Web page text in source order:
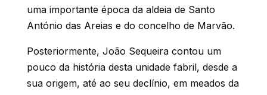
uma importante época da aldeia de Santo
António das Areias e do concelho de Marvão.
Posteriormente, João Sequeira contou um
pouco da história desta unidade fabril, desde a
sua origem, até ao seu declínio, em meados da